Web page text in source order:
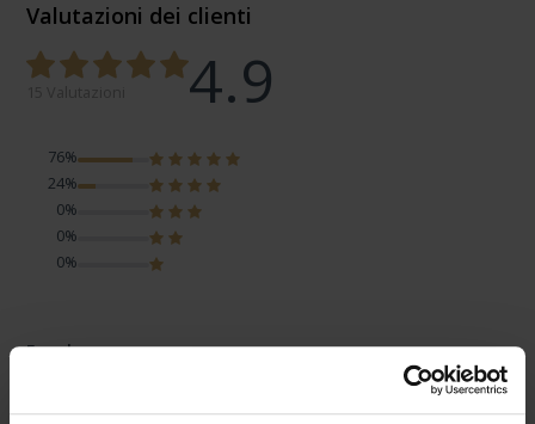
Valutazioni dei clienti
4.9
76%
24%
0%
0%
0%
Engel
DESIGN